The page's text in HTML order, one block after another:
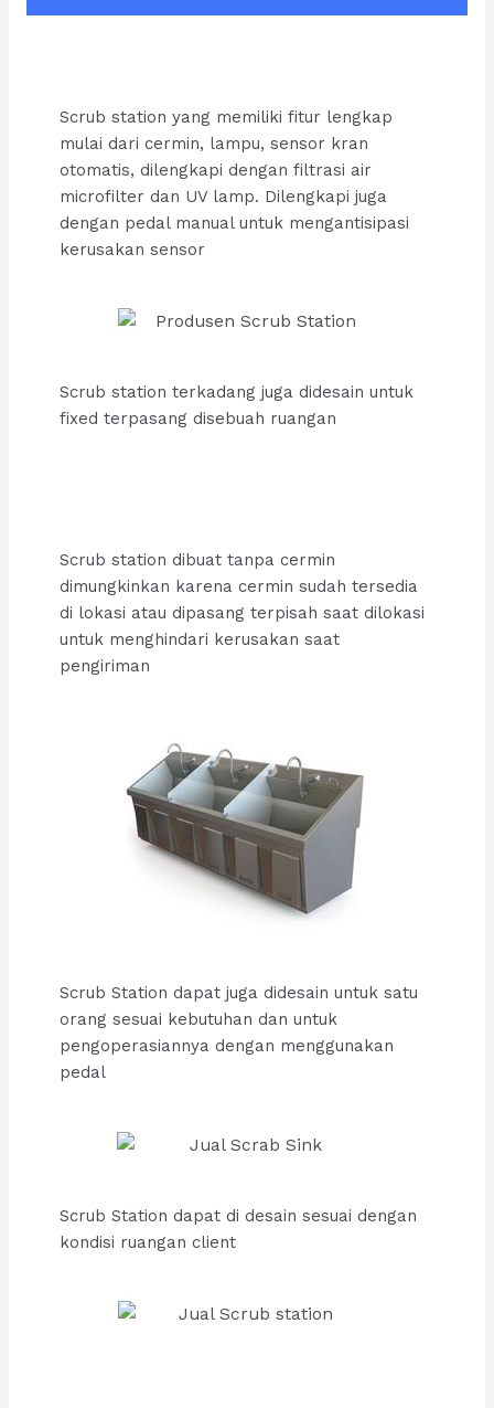
Scrub station yang memiliki fitur lengkap
mulai dari cermin, lampu, sensor kran
otomatis, dilengkapi dengan filtrasi air
microfilter dan UV lamp. Dilengkapi juga
dengan pedal manual untuk mengantisipasi
kerusakan sensor
Scrub station terkadang juga didesain untuk
fixed terpasang disebuah ruangan
Scrub station dibuat tanpa cermin
dimungkinkan karena cermin sudah tersedia
di lokasi atau dipasang terpisah saat dilokasi
untuk menghindari kerusakan saat
pengiriman
Scrub Station dapat juga didesain untuk satu
orang sesuai kebutuhan dan untuk
pengoperasiannya dengan menggunakan
pedal
Scrub Station dapat di desain sesuai dengan
kondisi ruangan client